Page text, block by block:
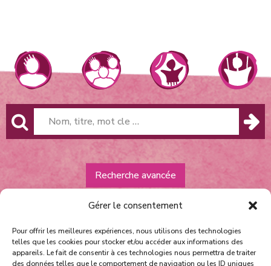
Gérer le consentement
Pour offrir les meilleures expériences, nous utilisons des technologies
telles que les cookies pour stocker et/ou accéder aux informations des
appareils. Le fait de consentir à ces technologies nous permettra de traiter
des données telles que le comportement de navigation ou les ID uniques
Recherche avancée